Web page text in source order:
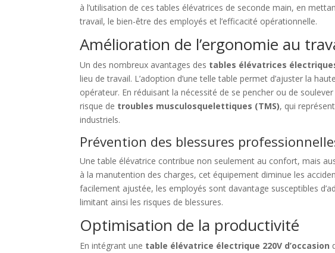
à l’utilisation de ces tables élévatrices de seconde main, en
travail, le bien-être des employés et l’efficacité opérationnelle.
Amélioration de l’ergonomie au
Un des nombreux avantages des tables élévatrices
lieu de travail. L’adoption d’une telle table permet d’ajuster la
opérateur. En réduisant la nécessité de se pencher ou de
risque de troubles musculosquelettiques (TMS), qui
industriels.
Prévention des blessures
Une table élévatrice contribue non seulement au confort, mais
à la manutention des charges, cet équipement diminue les
facilement ajustée, les employés sont davantage susceptibles
limitant ainsi les risques de blessures.
Optimisation de la productivité
En intégrant une table élévatrice électrique 220V d’occasion